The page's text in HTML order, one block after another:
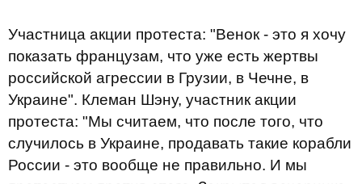
Участница акции протеста: "Венок - это я хочу
показать французам, что уже есть жертвы
российской агрессии в Грузии, в Чечне, в
Украине". Клеман Шэну, участник акции
протеста: "Мы считаем, что после того, что
случилось в Украине, продавать такие корабли
России - это вообще не правильно. И мы